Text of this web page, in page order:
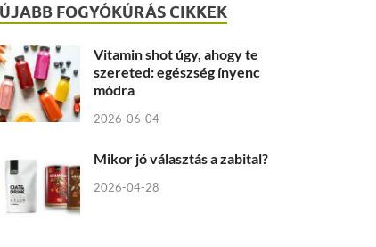
FOGYÓKÚRÁS CIKKEK
Vitamin shot úgy, ahogy te
szereted: egészség ínyenc
módra
2026-06-04
Mikor jó választás a zabital?
2026-04-28